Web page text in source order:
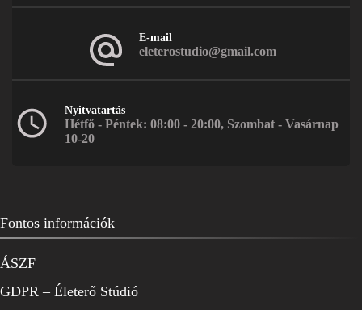
E-mail
eleterostudio@gmail.com
Nyitvatartás
Hétfő - Péntek: 08:00 - 20:00, Szombat - Vasárnap
10-20
Fontos információk
ÁSZF
GDPR – Életerő Stúdió